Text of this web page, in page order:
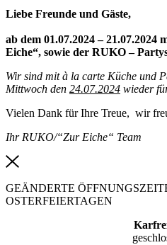
Liebe Freunde und Gäste,
ab dem 01.07.2024 – 21.07.2024
Eiche“, sowie der RUKO –
Wir sind mit à la carte Küche und
Mittwoch den 24.07.2024 wieder
Vielen Dank für Ihre Treue, wir
Ihr RUKO/“Zur Eiche“ Team
GEÄNDERTE
OSTERFEIERTAGEN